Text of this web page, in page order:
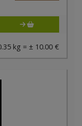
kg = ± 10.00 €